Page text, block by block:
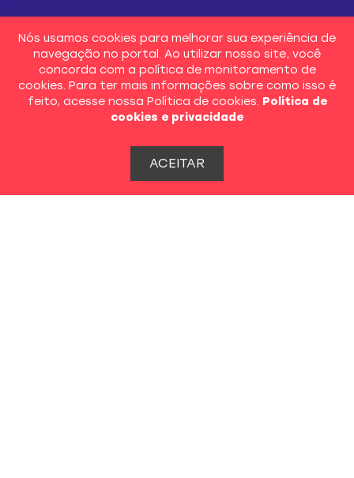
Nós usamos cookies para melhorar sua experiência de
navegação no portal. Ao utilizar nosso site, você
concorda com a política de monitoramento de
cookies. Para ter mais informações sobre como isso é
feito, acesse nossa Política de cookies. Política de
cookies e privacidade
ACEITAR